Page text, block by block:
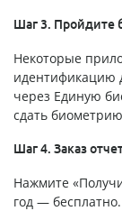
Шаг 3. Пройдите
Некоторые
идентификацию
через Единую
сдать
Шаг 4. Заказ
Нажмите
год —